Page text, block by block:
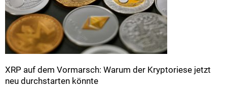
XRP auf dem Vormarsch: Warum der Kryptoriese jetzt
neu durchstarten könnte